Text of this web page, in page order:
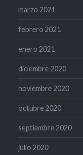
marzo 2021
febrero 2021
enero 2021
diciembre 2020
noviembre 2020
octubre 2020
septiembre 2020
julio 2020